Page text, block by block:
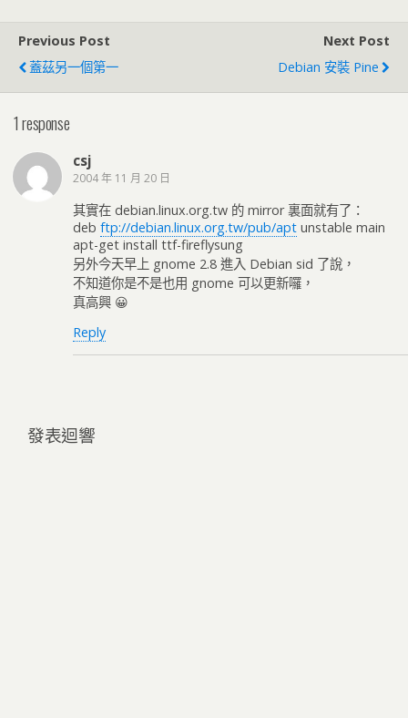
Previous Post
蓋茲另一個第一
Next Post
Debian 安裝 Pine
1 response
csj
2004 年 11 月 20 日
其實在 debian.linux.org.tw 的 mirror 裏面就有了：
deb ftp://debian.linux.org.tw/pub/apt unstable main
apt-get install ttf-fireflysung
另外今天早上 gnome 2.8 進入 Debian sid 了說，
不知道你是不是也用 gnome 可以更新囉，
真高興 😀
Reply
發表迴響